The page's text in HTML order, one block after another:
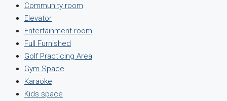
Community room
Elevator
Entertainment room
Full Furnished
Golf Practicing Area
Gym Space
Karaoke
Kids space